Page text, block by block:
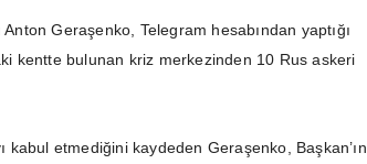
Anton Geraşenko, Telegram hesabından yaptığı
kentte bulunan kriz merkezinden 10 Rus askeri
kabul etmediğini kaydeden Geraşenko, Başkan’ın